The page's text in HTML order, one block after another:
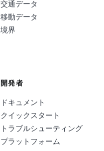
交通データ
移動データ
境界
開発者
ドキュメント
クイックスタート
トラブルシューティング
プラットフォーム